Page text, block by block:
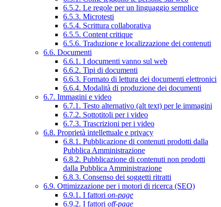
6.5.2. Le regole per un linguaggio semplice
6.5.3. Microtesti
6.5.4. Scrittura collaborativa
6.5.5. Content critique
6.5.6. Traduzione e localizzazione dei contenuti
6.6. Documenti
6.6.1. I documenti vanno sul web
6.6.2. Tipi di documenti
6.6.3. Formato di lettura dei documenti elettronici
6.6.4. Modalità di produzione dei documenti
6.7. Immagini e video
6.7.1. Testo alternativo (alt text) per le immagini
6.7.2. Sottotitoli per i video
6.7.3. Trascrizioni per i video
6.8. Proprietà intellettuale e privacy
6.8.1. Pubblicazione di contenuti prodotti dalla
Pubblica Amministrazione
6.8.2. Pubblicazione di contenuti non prodotti
dalla Pubblica Amministrazione
6.8.3. Consenso dei soggetti ritratti
6.9. Ottimizzazione per i motori di ricerca (SEO)
6.9.1. I fattori on-page
6.9.2. I fattori off-page